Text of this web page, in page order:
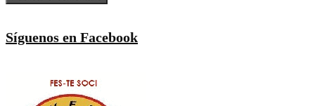
Síguenos en Facebook